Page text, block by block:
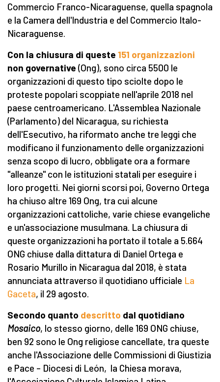
Commercio Franco-Nicaraguense, quella spagnola
e la Camera dell'Industria e del Commercio Italo-
Nicaraguense.
Con la chiusura di queste 151 organizzazioni
non governative (Ong), sono circa 5500 le
organizzazioni di questo tipo sciolte dopo le
proteste popolari scoppiate nell'aprile 2018 nel
paese centroamericano. L'Assemblea Nazionale
(Parlamento) del Nicaragua, su richiesta
dell'Esecutivo, ha riformato anche tre leggi che
modificano il funzionamento delle organizzazioni
senza scopo di lucro, obbligate ora a formare
"alleanze" con le istituzioni statali per eseguire i
loro progetti. Nei giorni scorsi poi, Governo Ortega
ha chiuso altre 169 Ong, tra cui alcune
organizzazioni cattoliche, varie chiese evangeliche
e un'associazione musulmana. La chiusura di
queste organizzazioni ha portato il totale a 5.664
ONG chiuse dalla dittatura di Daniel Ortega e
Rosario Murillo in Nicaragua dal 2018, è stata
annunciata attraverso il quotidiano ufficiale La
Gaceta, il 29 agosto.
Secondo quanto descritto dal quotidiano
Mosaico, lo stesso giorno, delle 169 ONG chiuse,
ben 92 sono le Ong religiose cancellate, tra queste
anche l'Associazione delle Commissioni di Giustizia
e Pace – Diocesi di León, la Chiesa morava,